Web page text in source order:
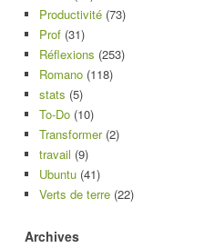
Productivité (73)
Prof (31)
Réflexions (253)
Romano (118)
stats (5)
To-Do (10)
Transformer(2)
travail (9)
Ubuntu (41)
Verts de terre (22)
Archives